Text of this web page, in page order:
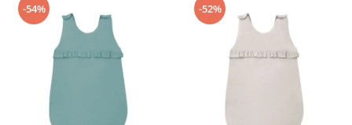
-54% -52%